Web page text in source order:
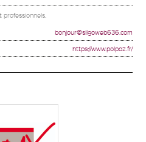
professionnels.
bonjour@silgoweb636.com
https://www.polpoz.fr/